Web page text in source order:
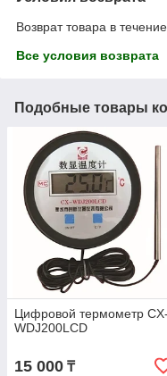
Возврат товара в
Все условия возврата
Подобные товары
Цифровой термометр CX-
WDJ200LCD
15 000 ₸